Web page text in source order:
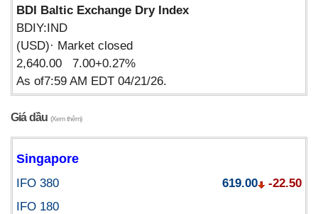
BDI Baltic Exchange Dry Index
BDIY:IND
(USD)· Market closed
2,640.00 7.00+0.27%
As of7:59 AM EDT 04/21/26.
Giá dầu (Xem thêm)
Singapore
IFO 380 619.00
-22.50
IFO 180